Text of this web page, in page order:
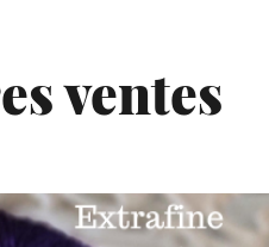
ventes